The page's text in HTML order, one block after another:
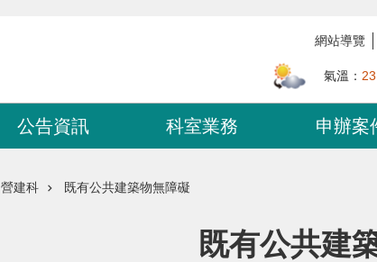
網站導覽
氣溫：
公告資訊 科室業務 申辦案
營建科 既有公共建築物無障礙
既有公共建